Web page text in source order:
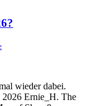
wieder dabei.
2026 Ernie_H. The